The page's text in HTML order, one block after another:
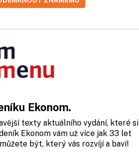
Ekonom.
texty aktuálního vydání, které si
Ekonom vám už více jak 33 let
být, který vás rozvíjí a baví!